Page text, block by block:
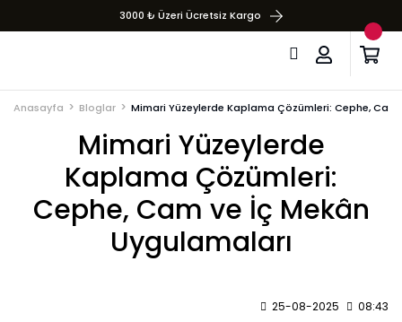
3000 ₺ Üzeri Ücretsiz Kargo
Anasayfa Bloglar Mimari Yüzeylerde Kaplama Çözümleri: Cephe, Cam
Mimari Yüzeylerde
Kaplama Çözümleri:
Cephe, Cam ve İç Mekân
Uygulamaları
25-08-2025 08:43